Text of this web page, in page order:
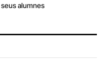
seus alumnes